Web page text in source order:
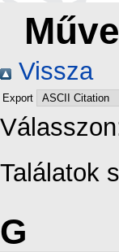
Vissza
Export
Találatok
G